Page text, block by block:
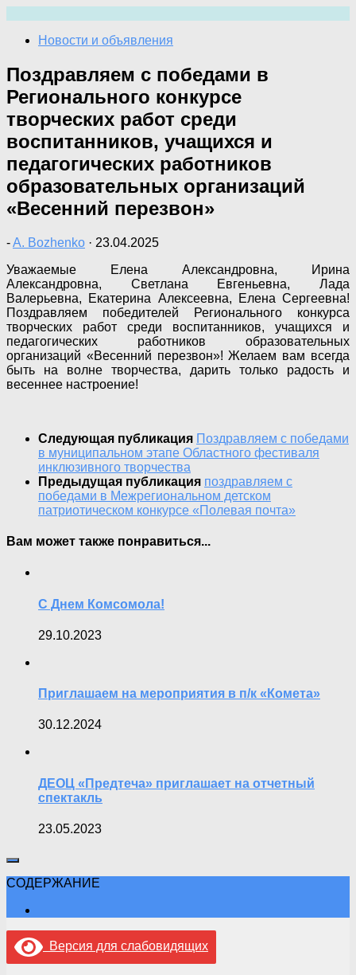
содержимому
Новости и объявления
Поздравляем с победами в
Регионального конкурсе
творческих работ среди
воспитанников, учащихся и
педагогических работников
образовательных организаций
«Весенний перезвон»
-A. Bozhenko · 23.04.2025
Уважаемые Елена Александровна, Ирина
Александровна, Светлана Евгеньевна, Лада
Валерьевна, Екатерина Алексеевна, Елена Сергеевна!
Поздравляем победителей Регионального конкурса
творческих работ среди воспитанников, учащихся и
педагогических работников образовательных
организаций «Весенний перезвон»! Желаем вам всегда
быть на волне творчества, дарить только радость и
весеннее настроение!
Следующая публикация Поздравляем с победами
в муниципальном этапе Областного фестиваля
инклюзивного творчества
Предыдущая публикация поздравляем с
победами в Межрегиональном детском
патриотическом конкурсе «Полевая почта»
Вам может также понравиться...
С Днем Комсомола!
29.10.2023
Приглашаем на мероприятия в п/к «Комета»
30.12.2024
ДЕОЦ «Предтеча» приглашает на отчетный
спектакль
23.05.2023
СОДЕРЖАНИЕ
Версия для слабовидящих